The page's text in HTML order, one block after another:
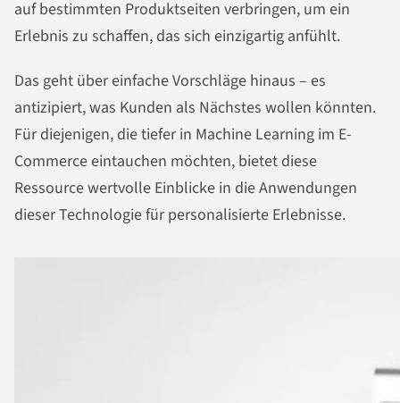
auf bestimmten Produktseiten verbringen, um ein
Erlebnis zu schaffen, das sich einzigartig anfühlt.
Das geht über einfache Vorschläge hinaus – es
antizipiert, was Kunden als Nächstes wollen könnten.
Für diejenigen, die tiefer in Machine Learning im E-
Commerce eintauchen möchten, bietet diese
Ressource wertvolle Einblicke in die Anwendungen
dieser Technologie für personalisierte Erlebnisse.